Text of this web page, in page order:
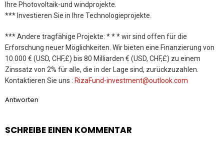
Ihre Photovoltaik-und windprojekte.
*** Investieren Sie in Ihre Technologieprojekte.
*** Andere tragfähige Projekte: * * * wir sind offen für die
Erforschung neuer Möglichkeiten. Wir bieten eine Finanzierung von
10.000 € (USD, CHF,£) bis 80 Milliarden € (USD, CHF,£) zu einem
Zinssatz von 2% für alle, die in der Lage sind, zurückzuzahlen.
Kontaktieren Sie uns : RizaFund-investment@outlook.com
Antworten
SCHREIBE EINEN KOMMENTAR